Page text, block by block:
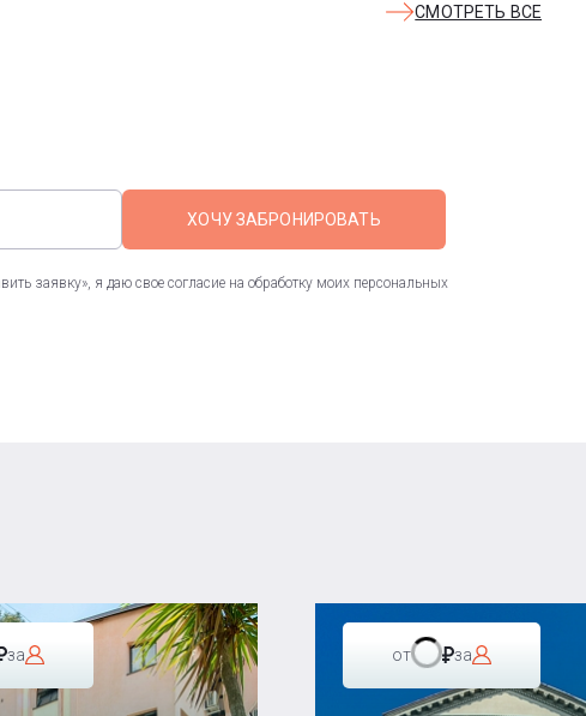
СМОТРЕТЬ ВСЕ
ХОЧУ ЗАБРОНИРОВАТЬ
заявку», я даю свое согласие на обработку моих персональных
за от за